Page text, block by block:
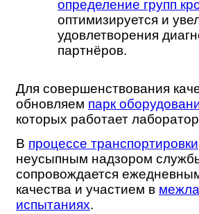
определение групп
оптимизируется и
удовлетворения
партнёров.
Для совершенствования
обновляем парк
которых работает
В процессе транспортировки
неусыпным надзором
сопровождается
качества и участием в
испытаниях.